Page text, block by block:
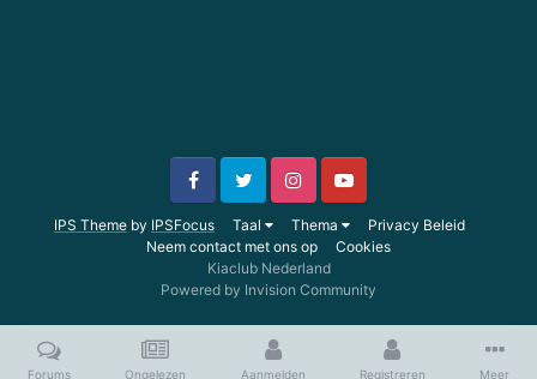
IPS Theme by IPSFocus Taal Thema
Privacy Beleid
Neem contact met ons op
Cookies
Kiaclub Nederland
Powered by Invision Community
Forums Ongelezen Aanmelden Registreren Meer